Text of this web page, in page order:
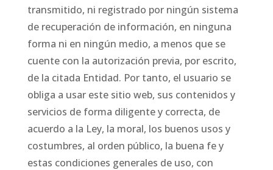
transmitido, ni registrado por ningún sistema
de recuperación de información, en ninguna
forma ni en ningún medio, a menos que se
cuente con la autorización previa, por escrito,
de la citada Entidad. Por tanto, el usuario se
obliga a usar este sitio web, sus contenidos y
servicios de forma diligente y correcta, de
acuerdo a la Ley, la moral, los buenos usos y
costumbres, al orden público, la buena fe y
estas condiciones generales de uso, con